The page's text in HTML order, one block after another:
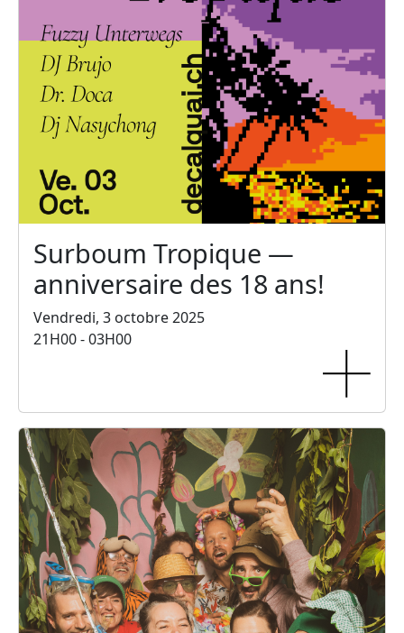
Surboum Tropique —
anniversaire des 18 ans!
Vendredi, 3 octobre 2025
21H00 - 03H00